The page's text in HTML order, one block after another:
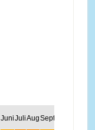
JuniJuliAugSept